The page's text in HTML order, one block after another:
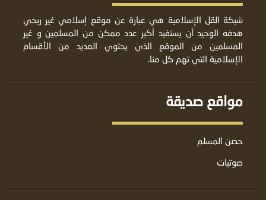
شبكة القل الإسلامية هي عبارة عن موقع إسلامي غير ربحي
هدفه الوحيد أن يستفيد أكبر عدد ممكن من المسلمين و غير
المسلمين من الموقع الذي يحتوي العديد من الأقسام
الإسلامية التي تهم كل منا.
مواقع صديقة
حصن المسلم
صوتيات